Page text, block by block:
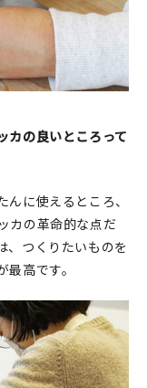
カの良いところって
に使えるところ、
カの革命的な点だ
、つくりたいものを
高です。